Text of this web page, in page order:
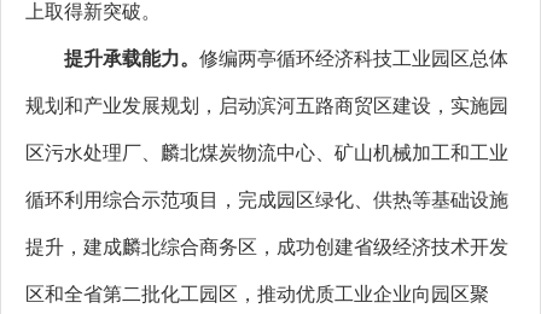
上取得新突破。
提升承载能力。 修编两亭循环经济科技工业园区总体
规划和产业发展规划，启动滨河五路商贸区建设，实施园
区污水处理厂、麟北煤炭物流中心、矿山机械加工和工业
循环利用综合示范项目，完成园区绿化、供热等基础设施
提升，建成麟北综合商务区，成功创建省级经济技术开发
区和全省第二批化工园区，推动优质工业企业向园区聚